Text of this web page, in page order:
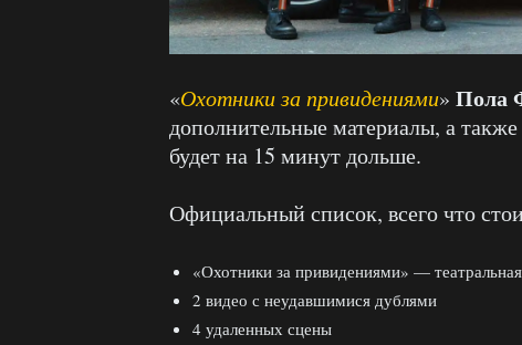
«Охотники за привидениями» Пола
дополнительные материалы, а
будет на 15 минут дольше.
Официальный список, всего что
«Охотники за привидениями» —
2 видео с неудавшимися дублями
4 удаленных сцены